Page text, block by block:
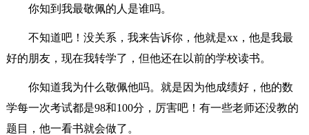
你知到我最敬佩的人是谁吗。
不知道吧！没关系，我来告诉你，他就是xx，他是我最
好的朋友，现在我转学了，但他还在以前的学校读书。
你知道我为什么敬佩他吗。就是因为他成绩好，他的数
学每一次考试都是98和100分，厉害吧！有一些老师还没教的
题目，他一看书就会做了。